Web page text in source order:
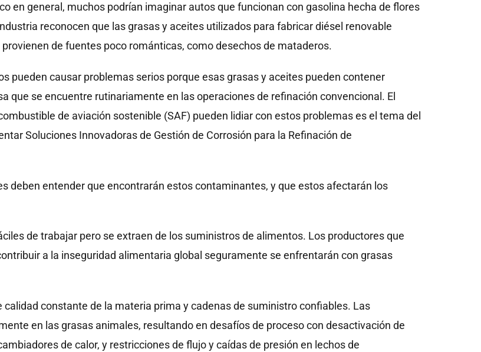
en general, muchos podrían imaginar autos que funcionan con gasolina hecha de flores
reconocen que las grasas y aceites utilizados para fabricar diésel renovable
de fuentes poco románticas, como desechos de mataderos.
pueden causar problemas serios porque esas grasas y aceites pueden contener
que se encuentre rutinariamente en las operaciones de refinación convencional. El
de aviación sostenible (SAF) pueden lidiar con estos problemas es el tema del
Soluciones Innovadoras de Gestión de Corrosión para la Refinación de
deben entender que encontrarán estos contaminantes, y que estos afectarán los
de trabajar pero se extraen de los suministros de alimentos. Los productores que
a la inseguridad alimentaria global seguramente se enfrentarán con grasas
constante de la materia prima y cadenas de suministro confiables. Las
en las grasas animales, resultando en desafíos de proceso con desactivación de
de calor, y restricciones de flujo y caídas de presión en lechos de